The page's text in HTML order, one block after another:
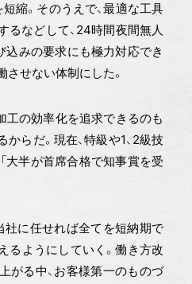
縮。そのうえで、最適な工具
るなどして、24時間夜間無人
込みの要求にも極力対応でき
させない体制にした。
工の効率化を追求できるのも
らだ。現在、特級や1、2級技
大半が首席合格で知事賞を受
社に任せれば全てを短納期で
るようにしていく。働き方改
がる中、お客様第一のものづ